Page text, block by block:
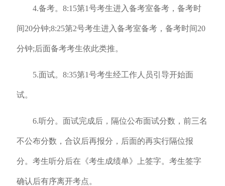
4.备考。8:15第1号考生进入备考室备考，备考时
间20分钟;8:25第2号考生进入备考室备考，备考时间20
分钟;后面备考考生依此类推。
5.面试。8:35第1号考生经工作人员引导开始面
试。
6.听分。面试完成后，隔位公布面试分数，前三名
不公布分数，合议后再报分，后面的再实行隔位报
分。考生听分后在《考生成绩单》上签字。考生签字
确认后有序离开考点。